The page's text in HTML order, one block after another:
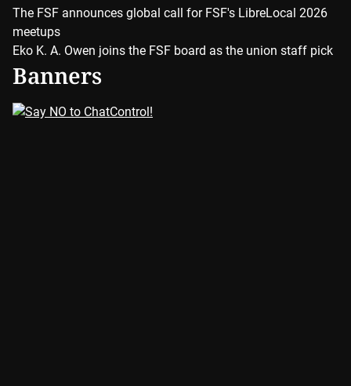
The FSF announces global call for FSF's LibreLocal 2026
meetups
Eko K. A. Owen joins the FSF board as the union staff pick
Banners